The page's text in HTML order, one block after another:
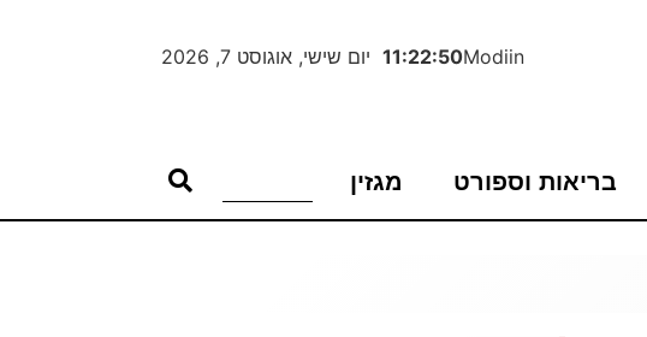
Modiin
11:22:51 יום שישי, אוגוסט 7, 2026
בריאות וספורט מגזין